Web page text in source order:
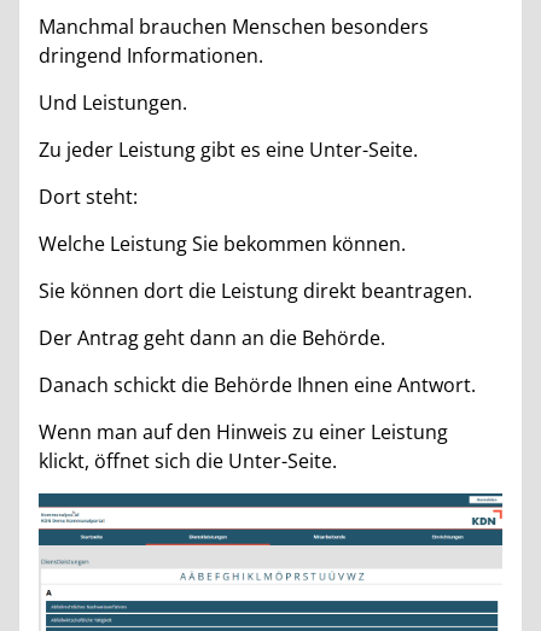
Manchmal brauchen Menschen besonders
dringend Informationen.
Und Leistungen.
Zu jeder Leistung gibt es eine Unter-Seite.
Dort steht:
Welche Leistung Sie bekommen können.
Sie können dort die Leistung direkt beantragen.
Der Antrag geht dann an die Behörde.
Danach schickt die Behörde Ihnen eine Antwort.
Wenn man auf den Hinweis zu einer Leistung
klickt, öffnet sich die Unter-Seite.